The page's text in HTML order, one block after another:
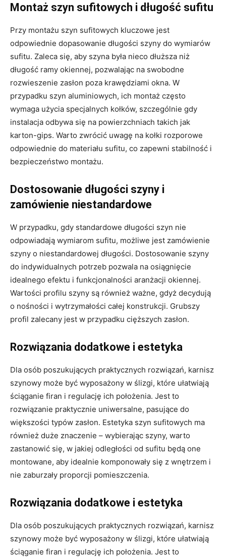
Montaż szyn sufitowych i długość sufitu
Przy montażu szyn sufitowych kluczowe jest
odpowiednie dopasowanie długości szyny do wymiarów
sufitu. Zaleca się, aby szyna była nieco dłuższa niż
długość ramy okiennej, pozwalając na swobodne
rozwieszenie zasłon poza krawędziami okna. W
przypadku szyn aluminiowych, ich montaż często
wymaga użycia specjalnych kołków, szczególnie gdy
instalacja odbywa się na powierzchniach takich jak
karton-gips. Warto zwrócić uwagę na kołki rozporowe
odpowiednie do materiału sufitu, co zapewni stabilność i
bezpieczeństwo montażu.
Dostosowanie długości szyny i
zamówienie niestandardowe
W przypadku, gdy standardowe długości szyn nie
odpowiadają wymiarom sufitu, możliwe jest zamówienie
szyny o niestandardowej długości. Dostosowanie szyny
do indywidualnych potrzeb pozwala na osiągnięcie
idealnego efektu i funkcjonalności aranżacji okiennej.
Wartości profilu szyny są również ważne, gdyż decydują
o nośności i wytrzymałości całej konstrukcji. Grubszy
profil zalecany jest w przypadku cięższych zasłon.
Rozwiązania dodatkowe i estetyka
Dla osób poszukujących praktycznych rozwiązań, karnisz
szynowy może być wyposażony w ślizgi, które ułatwiają
ściąganie firan i regulację ich położenia. Jest to
rozwiązanie praktycznie uniwersalne, pasujące do
większości typów zasłon. Estetyka szyn sufitowych ma
również duże znaczenie – wybierając szyny, warto
zastanowić się, w jakiej odległości od sufitu będą one
montowane, aby idealnie komponowały się z wnętrzem i
nie zaburzały proporcji pomieszczenia.
Rozwiązania dodatkowe i estetyka
Dla osób poszukujących praktycznych rozwiązań, karnisz
szynowy może być wyposażony w ślizgi, które ułatwiają
ściąganie firan i regulację ich położenia. Jest to